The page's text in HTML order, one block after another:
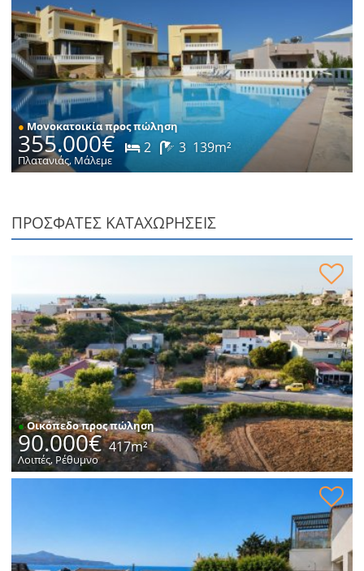
●Μονοκατοικία προς πώληση
355.000€ 2 3 139m²
Πλατανιάς, Μάλεμε
ΠΡΟΣΦΑΤΕΣ ΚΑΤΑΧΩΡΗΣΕΙΣ
●Οικόπεδο προς πώληση
90.000€ 417m²
Λοιπές, Ρέθυμνο